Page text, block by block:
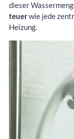
dieser
teuerwie jede
Heizung.